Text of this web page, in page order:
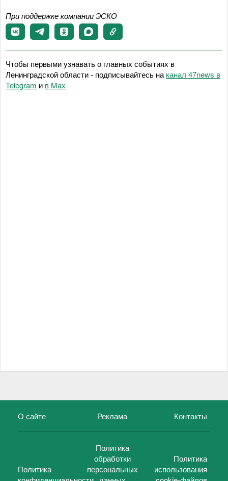
При поддержке компании ЭСКО
Чтобы первыми узнавать о главных событиях в
Ленинградской области - подписывайтесь на канал 47news в
Telegram и в Maх
О сайте Реклама Контакты
Политика
Политика
обработки
персональных
Политика
использования